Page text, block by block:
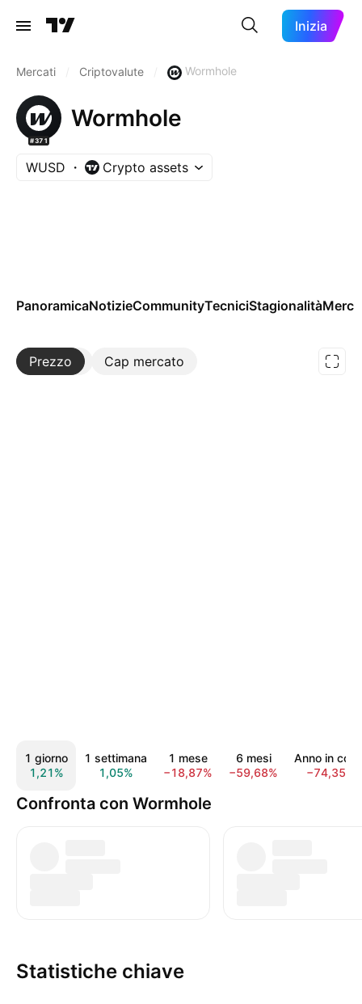
Inizia
Mercati Criptovalute Wormhole
#371
Wormhole
WUSD Crypto assets
PanoramicaNotizieCommunityTecniciStagionalità
Prezzo Cap mercato
Altro
1 giorno
1,21%
1 settimana
1,05%
1 mese
−18,87%
6 mesi
−59,68%
Anno in
−74,35%
Confronta con Wormhole
Statistiche chiave